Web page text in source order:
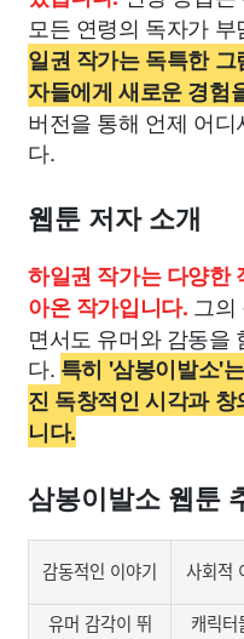
모든 연령의 독자가
일권 작가는 독특한
자들에게 새로운 경험
버전을 통해 언제 어
다.
웹툰 저자 소개
하일권 작가는 다양한
아온 작가입니다. 그
면서도 유머와 감동을
다. 특히 '삼봉이발소'
진 독창적인 시각과
니다.
삼봉이발소 웹툰
감동적인 이야기 사회적
유머 감각이 뛰
캐릭터